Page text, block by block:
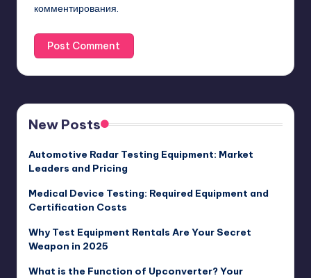
комментирования.
New Posts
Automotive Radar Testing Equipment: Market
Leaders and Pricing
Medical Device Testing: Required Equipment and
Certification Costs
Why Test Equipment Rentals Are Your Secret
Weapon in 2025
What is the Function of Upconverter? Your